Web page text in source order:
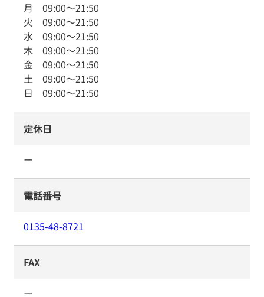
月 09:00～21:50
火 09:00～21:50
水 09:00～21:50
木 09:00～21:50
金 09:00～21:50
土 09:00～21:50
日 09:00～21:50
定休日
ー
電話番号
0135-48-8721
FAX
ー